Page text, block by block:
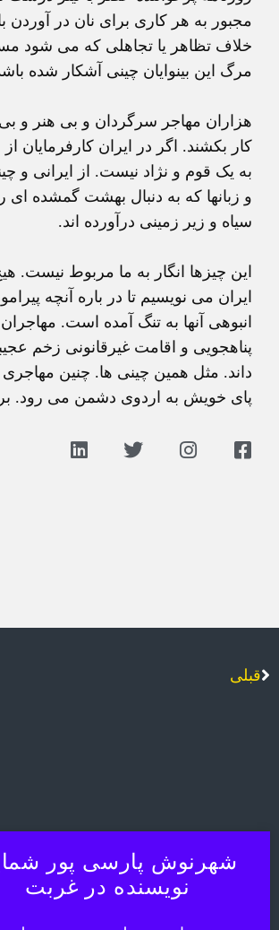
خلاف تظاهر يا تجاهلی که می شود
مرگ اين بينوايان چينی آشکار شده
هزاران مهاجر سرگردان و بی هنر و بی
کار بکشند. اگر در ايران کارفرمايان
به يک قوم و نژاد نيست. از ايرانی و
و زبانها که به دنبال بهشت گمشده ای
سياه و زير زمينی درآورده اند.
اين چيزها انگار به ما مربوط نيست.
ايران می نويسيم تا در باره آنچه
انبوهی آنها به تنگ آمده است.
پناهجويی و اقامت غيرقانونی زخم
داند. مثل همين چينی ها. چنين
پای خويش به اردوی دشمن می رود.
قبلی
شهرنوش پارسی پور
نویسنده در غربت